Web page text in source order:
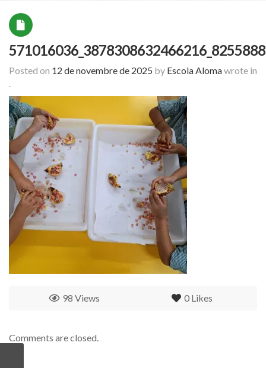
Posted on 12 de novembre de 2025 by Escola Alomawrote in
.
0 Likes
98 Views
Comments are closed.